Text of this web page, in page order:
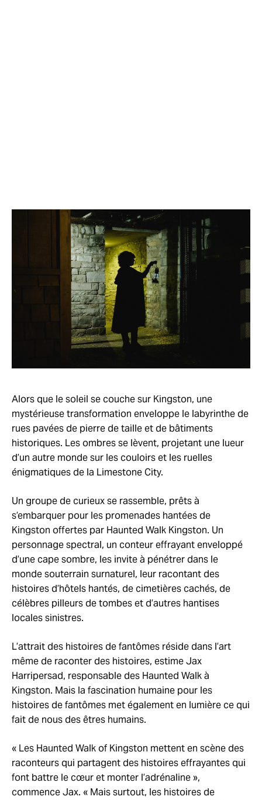
Alors que le soleil se couche sur Kingston, une
mystérieuse transformation enveloppe le labyrinthe de
rues pavées de pierre de taille et de bâtiments
historiques. Les ombres se lèvent, projetant une lueur
d’un autre monde sur les couloirs et les ruelles
énigmatiques de la Limestone City.
Un groupe de curieux se rassemble, prêts à
s’embarquer pour les promenades hantées de
Kingston offertes par Haunted Walk Kingston. Un
personnage spectral, un conteur effrayant enveloppé
d’une cape sombre, les invite à pénétrer dans le
monde souterrain surnaturel, leur racontant des
histoires d’hôtels hantés, de cimetières cachés, de
célèbres pilleurs de tombes et d’autres hantises
locales sinistres.
L’attrait des histoires de fantômes réside dans l’art
même de raconter des histoires, estime Jax
Harripersad, responsable des Haunted Walk à
Kingston. Mais la fascination humaine pour les
histoires de fantômes met également en lumière ce qui
fait de nous des êtres humains.
« Les Haunted Walk of Kingston mettent en scène des
raconteurs qui partagent des histoires effrayantes qui
font battre le cœur et monter l’adrénaline »,
commence Jax. « Mais surtout, les histoires de